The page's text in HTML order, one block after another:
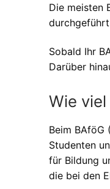
Die meisten
Sobald Ihr
Darüber
Wie
Beim BAföG
Studenten
für Bildung
die bei den